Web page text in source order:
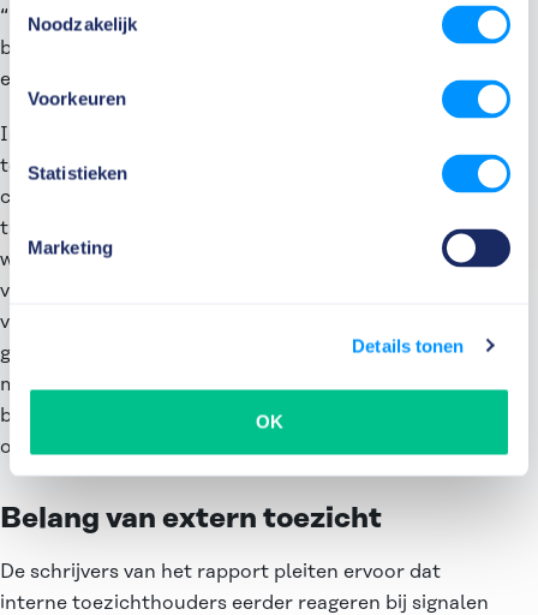
Noodzakelijk
Voorkeuren
Statistieken
Marketing
Details tonen
OK
“Bovendien moeten ze sterk genoeg zijn om
bestuurders aan te spreken, hen te ontslaan of
externe inspecteurs te waarschuwen.”
In recentere casussen pakten interne
toezichthouders deze rol vaker dan in vroegere
casussen. “Het lijkt erop dat het interne toezicht zich
tussen 2009 en 2019 flink professionaliseerde,
wellicht wakker geschud door de reeks misstanden bij
vooral grootschalige instellingen.” Schaalvergroting,
vertelt Bokhorst, had in de semipublieke sector
geleid tot hogere budgetten en was gepaard gegaan
met een groeiende vraag naar ‘ondernemende’
bestuurders. Dat had ook types aangetrokken die
onverantwoorde risico’s namen.
Belang van extern toezicht
De schrijvers van het rapport pleiten ervoor dat
interne toezichthouders eerder reageren bij signalen